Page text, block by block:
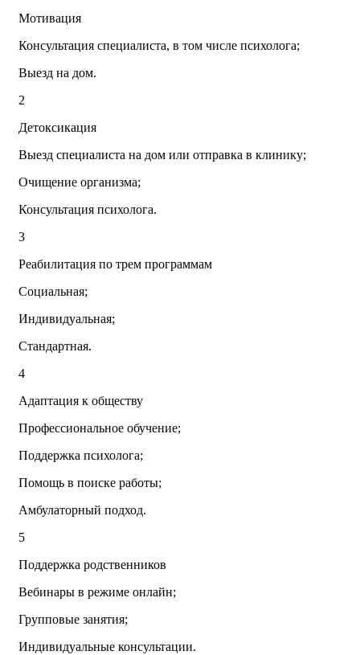
Мотивация
Консультация специалиста, в том числе психолога;
Выезд на дом.
2
Детоксикация
Выезд специалиста на дом или отправка в клинику;
Очищение организма;
Консультация психолога.
3
Реабилитация по трем программам
Социальная;
Индивидуальная;
Стандартная.
4
Адаптация к обществу
Профессиональное обучение;
Поддержка психолога;
Помощь в поиске работы;
Амбулаторный подход.
5
Поддержка родственников
Вебинары в режиме онлайн;
Групповые занятия;
Индивидуальные консультации.